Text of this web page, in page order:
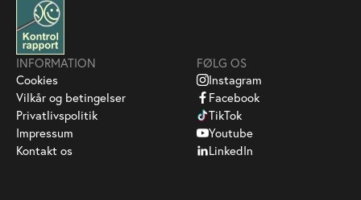
INFORMATION
Cookies
Vilkår og betingelser
Privatlivspolitik
Impressum
Kontakt os
FØLG OS
Instagram
Facebook
TikTok
Youtube
LinkedIn